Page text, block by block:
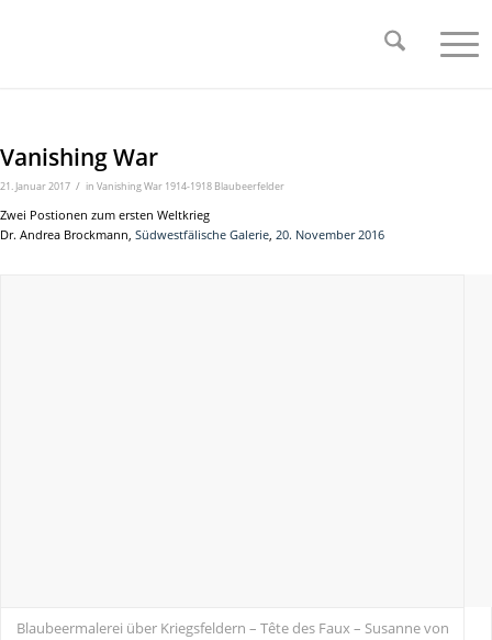
Vanishing War
21. Januar 2017 / in Vanishing War 1914-1918 Blaubeerfelder
Zwei Postionen zum ersten Weltkrieg
Dr. Andrea Brockmann, Südwestfälische Galerie, 20. November 2016
Blaubeermalerei über Kriegsfeldern – Tête des Faux – Susanne von